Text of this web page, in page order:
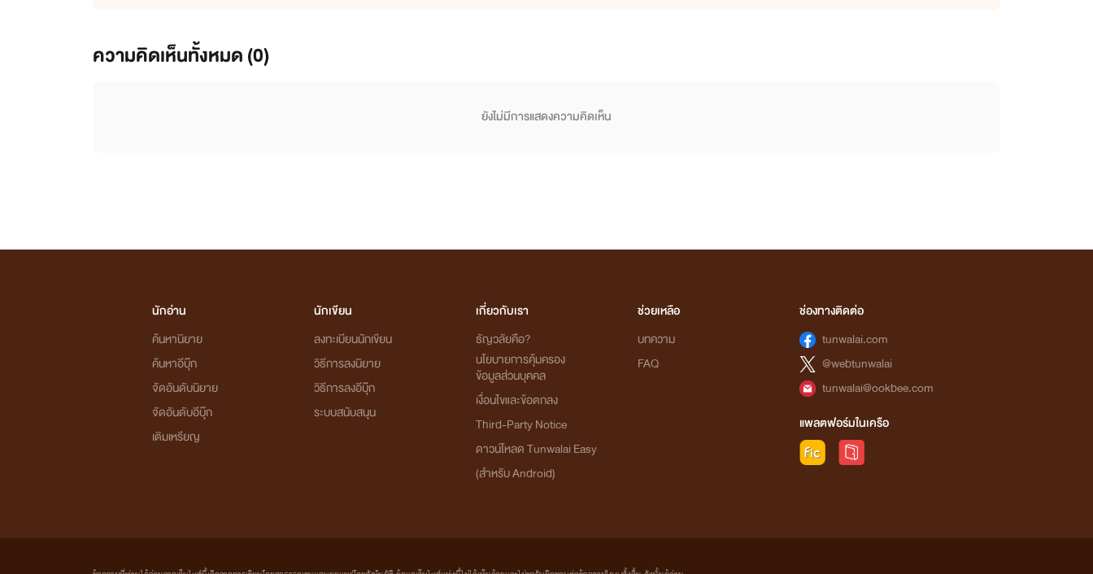
ความคิดเห็นทั้งหมด (0)
ยังไม่มีการแสดงความคิดเห็น
นักอ่าน
ค้นหานิยาย
ค้นหาอีบุ๊ก
จัดอันดับนิยาย
จัดอันดับอีบุ๊ก
เติมเหรียญ
นักเขียน
ลงทะเบียนนักเขียน
วิธีการลงนิยาย
วิธีการลงอีบุ๊ก
ระบบสนับสนุน
เกี่ยวกับเรา
ธัญวลัยคือ?
นโยบายการคุ้มครอง
ข้อมูลส่วนบุคคล
เงื่อนไขและข้อตกลง
Third-Party Notice
ดาวน์โหลด Tunwalai Easy
(สำหรับ Android)
ช่วยเหลือ
บทความ
FAQ
ช่องทางติดต่อ
tunwalai.com
@webtunwalai
tunwalai@ookbee.com
แพลตฟอร์มในเครือ